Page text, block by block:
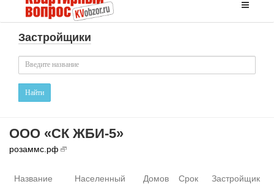
Застройщики
Найти
ООО «СК ЖБИ-5»
розаммс.рф
Название
Населенный
Домов
Срок
Застройщик